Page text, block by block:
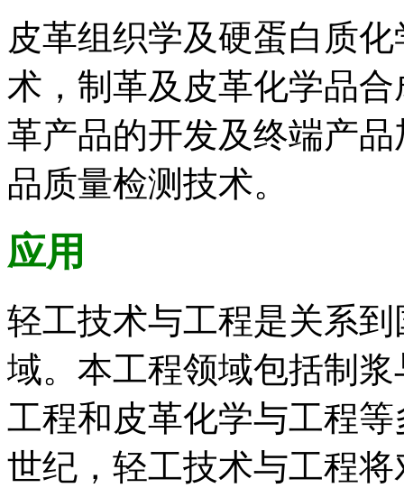
皮革组织学及硬蛋白质
术，制革及皮革化学品
革产品的开发及终端产
品质量检测技术。
应用
轻工技术与工程是关系
域。本工程领域包括制
工程和皮革化学与工程
世纪，轻工技术与工程